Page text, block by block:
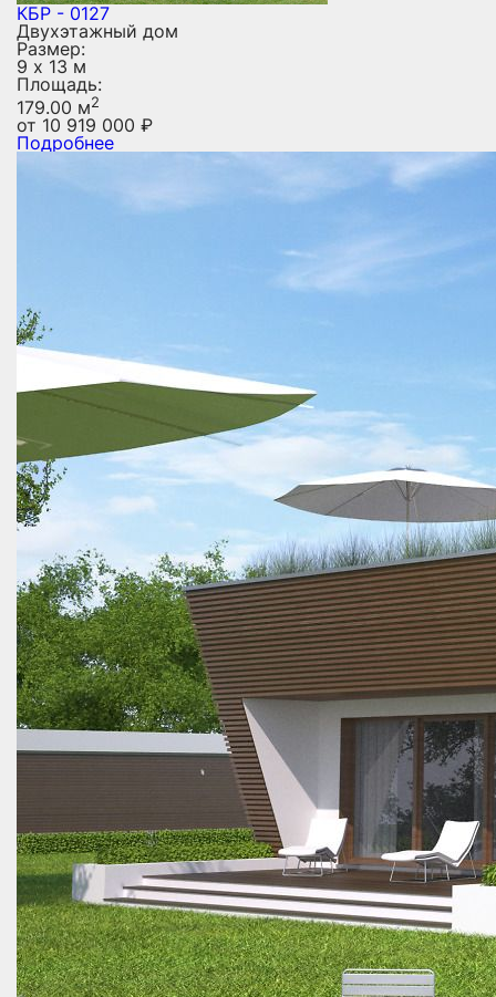
КБР - 0127
Двухэтажный дом
Размер:
9 х 13 м
Площадь:
179.00 м2
от 10 919 000 ₽
Подробнее